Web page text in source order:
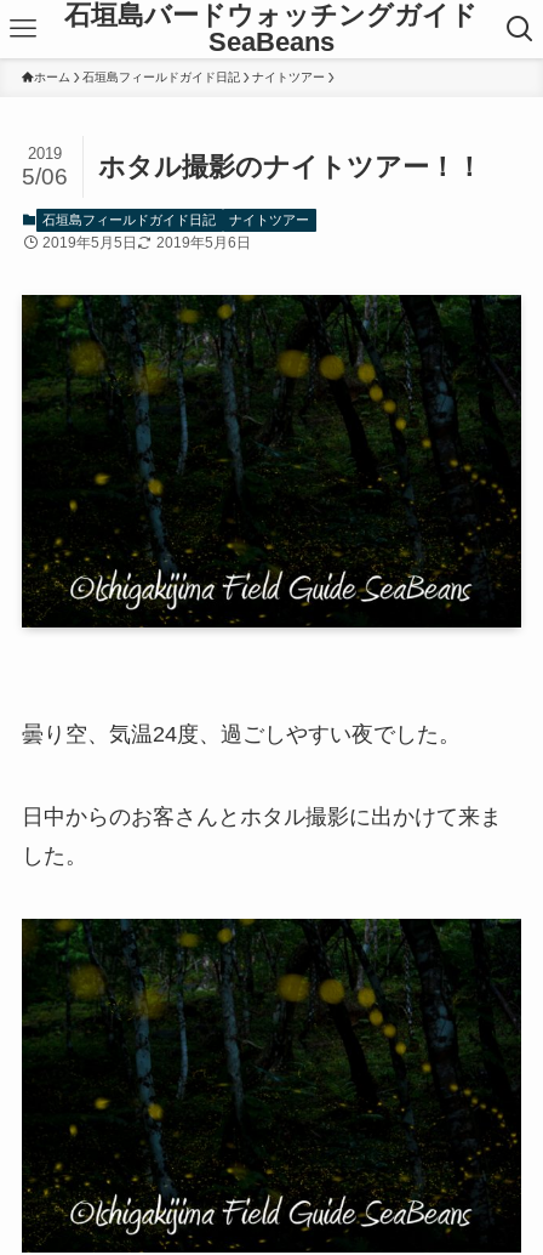
石垣島バードウォッチングガイド
SeaBeans
ホーム 石垣島フィールドガイド日記 ナイトツアー
ホタル撮影のナイトツアー！！
2019
5/06
石垣島フィールドガイド日記 ナイトツアー
2019年5月5日 2019年5月6日
曇り空、気温24度、過ごしやすい夜でした。
日中からのお客さんとホタル撮影に出かけて来ま
した。